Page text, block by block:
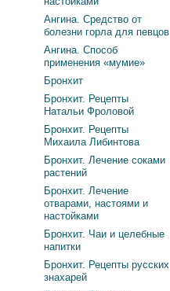
Ангина. Средство от
болезни горла для певцов
Ангина. Способ
применения «мумие»
Бронхит
Бронхит. Рецепты
Натальи Фроловой
Бронхит. Рецепты
Михаила Либинтова
Бронхит. Лечение соками
растений
Бронхит. Лечение
отварами, настоями и
настойками
Бронхит. Чаи и целебные
напитки
Бронхит. Рецепты русских
знахарей